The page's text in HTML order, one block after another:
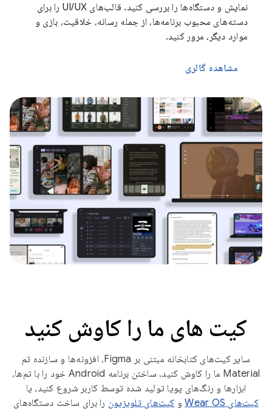
نمایش و دستگاه‌ها را بررسی کنید. قالب‌های UI/UX را برای
دسته‌های محبوب برنامه‌ها، از جمله رسانه، خلاقیت، بازی و
موارد دیگر، مرور کنید.
مشاهده گالری
کیت های ما را کاوش کنید
سایر کیت‌های کتابخانه مبتنی بر Figma، افزونه‌ها و سازنده تم
Material ما را کاوش کنید. ساختن برنامه Android خود را با تم‌ها،
ابزارها و رنگ‌های پویا تولید شده توسط کاربر شروع کنید، یا
کیت‌های Wear OS
و کیت‌های تلویزیون را برای ساخت دستگاه‌های